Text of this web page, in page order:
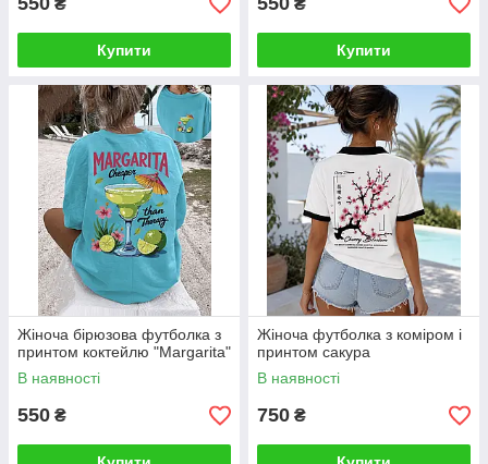
₴
Купити
₴
Купити
Жіноча бірюзова футболка з
принтом коктейлю "Margarita"
В наявності
550 ₴
Жіноча футболка з коміром і
принтом сакура
В наявності
750 ₴